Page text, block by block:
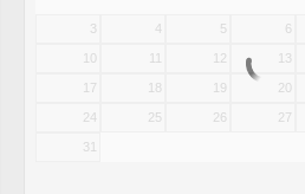
3 4 5 6
10 11 12 13
17 18 19 20
24 25 26 27
31